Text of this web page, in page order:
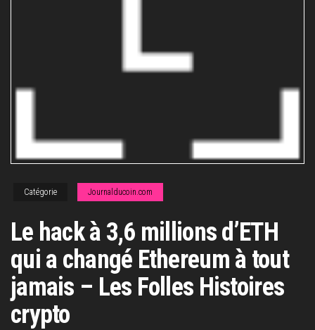
Catégorie Journalducoin.com
Le hack à 3,6 millions d’ETH
qui a changé Ethereum à tout
jamais – Les Folles Histoires
crypto